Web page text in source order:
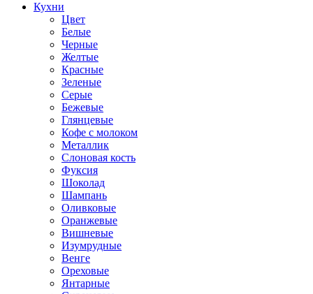
Кухни
Цвет
Белые
Черные
Желтые
Красные
Зеленые
Серые
Бежевые
Глянцевые
Кофе с молоком
Металлик
Слоновая кость
Фуксия
Шоколад
Шампань
Оливковые
Оранжевые
Вишневые
Изумрудные
Венге
Ореховые
Янтарные